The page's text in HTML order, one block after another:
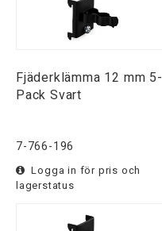
Fjäderklämma 12 mm 5-
Pack Svart
7-766-196
Logga in för pris och
lagerstatus